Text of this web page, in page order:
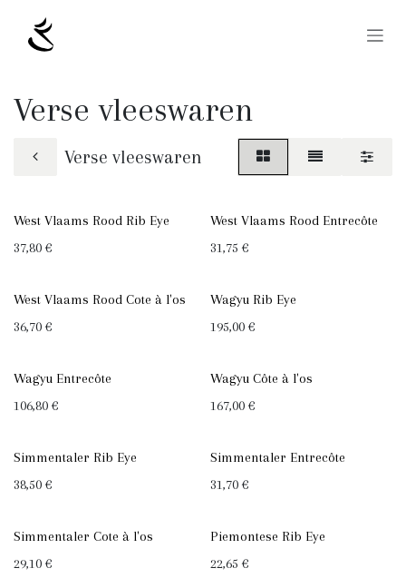
Verse vleeswaren
Verse vleeswaren
West Vlaams Rood Rib Eye
37,80€
West Vlaams Rood Entrecôte
31,75 €
West Vlaams Rood Cote à l'os
36,70€
Wagyu Rib Eye
195,00€
Wagyu Entrecôte
106,80€
Wagyu Côte à l'os
167,00€
Simmentaler Rib Eye
38,50€
Simmentaler Entrecôte
31,70€
Simmentaler Cote à l'os
29,10€
Piemontese Rib Eye
22,65 €